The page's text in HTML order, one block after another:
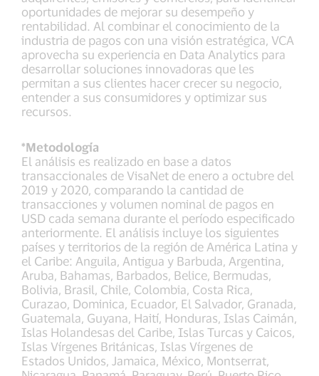
oportunidades de mejorar su desempeño y
rentabilidad. Al combinar el conocimiento de la
industria de pagos con una visión estratégica, VCA
aprovecha su experiencia en Data Analytics para
desarrollar soluciones innovadoras que les
permitan a sus clientes hacer crecer su negocio,
entender a sus consumidores y optimizar sus
recursos.
*Metodología
El análisis es realizado en base a datos
transaccionales de VisaNet de enero a octubre del
2019 y 2020, comparando la cantidad de
transacciones y volumen nominal de pagos en
USD cada semana durante el período especificado
anteriormente. El análisis incluye los siguientes
países y territorios de la región de América Latina y
el Caribe: Anguila, Antigua y Barbuda, Argentina,
Aruba, Bahamas, Barbados, Belice, Bermudas,
Bolivia, Brasil, Chile, Colombia, Costa Rica,
Curazao, Dominica, Ecuador, El Salvador, Granada,
Guatemala, Guyana, Haití, Honduras, Islas Caimán,
Islas Holandesas del Caribe, Islas Turcas y Caicos,
Islas Vírgenes Británicas, Islas Vírgenes de
Estados Unidos, Jamaica, México, Montserrat,